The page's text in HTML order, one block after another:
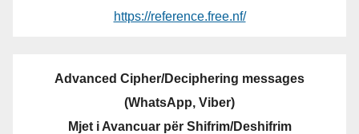
https://reference.free.nf/
Advanced Cipher/Deciphering messages
(WhatsApp, Viber)
Mjet i Avancuar për Shifrim/Deshifrim